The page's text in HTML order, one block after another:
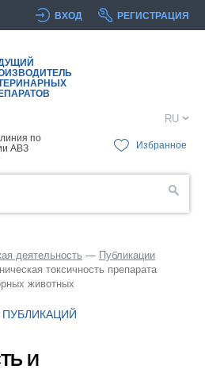
ВХОД РЕГИСТРАЦИЯ
по
АВЗ
RU
Избранное
деятельность
Публикации
токсичность препарата
животных
ПУБЛИКАЦИЙ
И